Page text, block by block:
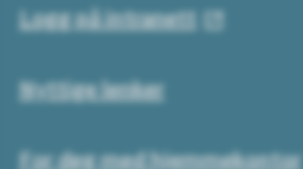
Logg på intranett
Nyttige lenker
For deg med hjemmekontor